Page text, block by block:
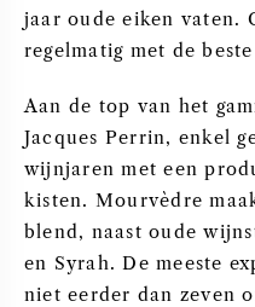
jaar oude eiken vaten.
regelmatig met de
Aan de top van het
Jacques Perrin, enkel
wijnjaren met een
kisten. Mourvèdre
blend, naast oude
en Syrah. De meeste
niet eerder dan zeven